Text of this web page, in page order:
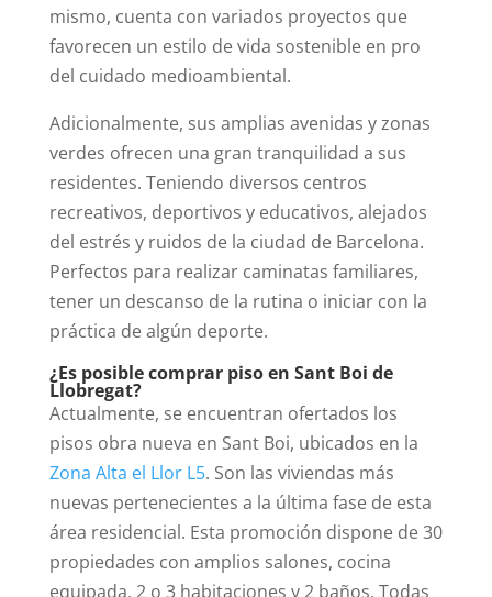
mismo, cuenta con variados proyectos que
favorecen un estilo de vida sostenible en pro
del cuidado medioambiental.
Adicionalmente, sus amplias avenidas y zonas
verdes ofrecen una gran tranquilidad a sus
residentes. Teniendo diversos centros
recreativos, deportivos y educativos, alejados
del estrés y ruidos de la ciudad de Barcelona.
Perfectos para realizar caminatas familiares,
tener un descanso de la rutina o iniciar con la
práctica de algún deporte.
¿Es posible comprar piso en Sant Boi de
Llobregat?
Actualmente, se encuentran ofertados los
pisos obra nueva en Sant Boi, ubicados en la
Zona Alta el Llor L5. Son las viviendas más
nuevas pertenecientes a la última fase de esta
área residencial. Esta promoción dispone de 30
propiedades con amplios salones, cocina
equipada, 2 o 3 habitaciones y 2 baños. Todas